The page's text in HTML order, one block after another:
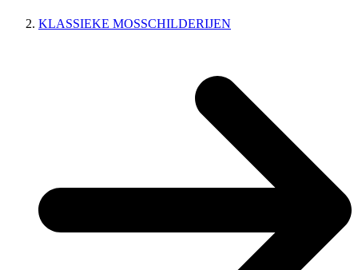
KLASSIEKE MOSSCHILDERIJEN